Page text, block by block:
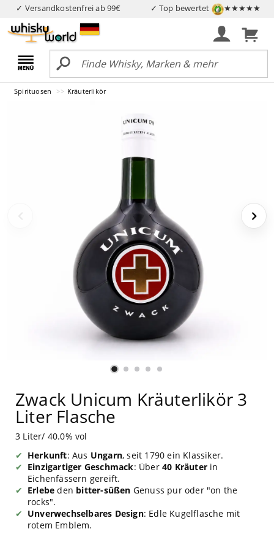
✓ Versandkostenfrei ab 99€ ✓ Top bewertet ★★★★★
Spirituosen Kräuterlikör
Zwack Unicum Kräuterlikör 3
Liter Flasche
3 Liter/ 40.0% vol
Herkunft: Aus Ungarn, seit 1790 ein Klassiker.
Einzigartiger Geschmack: Über40 Kräuter in
Eichenfässern gereift.
Erlebe den bitter-süßen Genuss pur oder "on the
rocks".
Unverwechselbares Design: Edle Kugelflasche mit
rotem Emblem.